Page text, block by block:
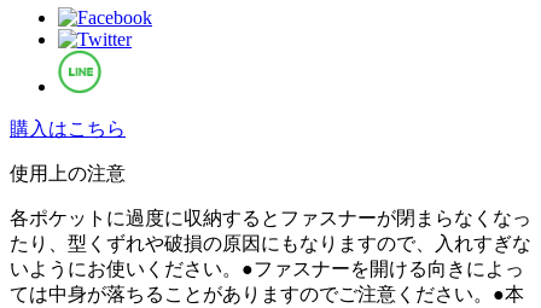
購入はこちら
使⽤上の注意
各ポケットに過度に収納するとファスナーが閉まらなくなっ
たり、型くずれや破損の原因にもなりますので、入れすぎな
いようにお使いください。●ファスナーを開ける向きによっ
ては中身が落ちることがありますのでご注意ください。●本